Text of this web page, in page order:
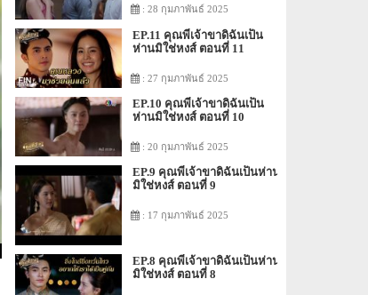
: 28 กุมภาพันธ์ 2025
EP.11 คุณพี่เจ้าขาดิฉันเป็น
ห่านมิใช่หงส์ ตอนที่ 11
: 27 กุมภาพันธ์ 2025
EP.10 คุณพี่เจ้าขาดิฉันเป็น
ห่านมิใช่หงส์ ตอนที่ 10
: 20 กุมภาพันธ์ 2025
EP.9 คุณพี่เจ้าขาดิฉันเป็นห่าน
มิใช่หงส์ ตอนที่ 9
: 17 กุมภาพันธ์ 2025
EP.8 คุณพี่เจ้าขาดิฉันเป็นห่าน
มิใช่หงส์ ตอนที่ 8